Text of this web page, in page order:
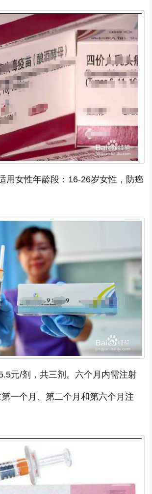
用女性年龄段：16-26岁女性，防癌
元/剂，共三剂。六个月内需注射
一个月、第二个月和第六个月注